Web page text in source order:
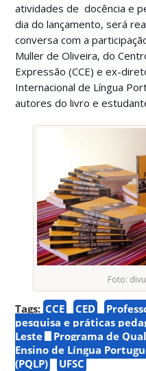
atividades dedocência e
dia do lançamento, será
conversa com a
Muller de Oliveira, do
Expressão (CCE) e ex-
Internacional de Língua
autores do livro e
Foto:
Tags: CCE CED
pesquisa e práticas
Leste
Programa de
Ensino de Língua
(PQLP)
UFSC